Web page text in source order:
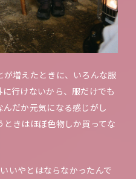
が増えたときに、いろんな服
行けないから、服だけでも
だか元気になる感じがし
きはほぼ色物しか買ってな
いやとはならなかったんで